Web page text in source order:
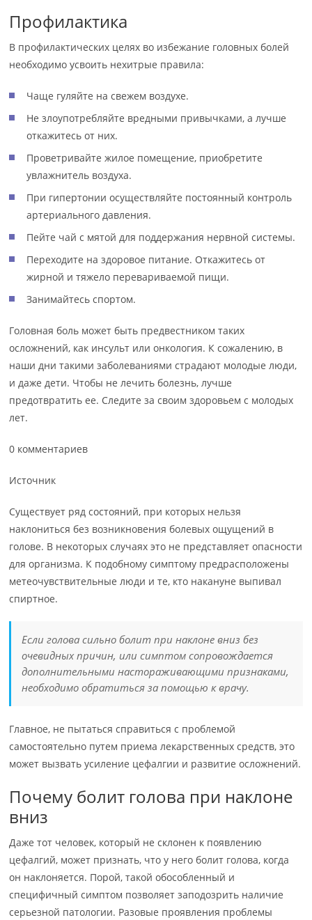
Профилактика
В профилактических целях во избежание головных болей
необходимо усвоить нехитрые правила:
Чаще гуляйте на свежем воздухе.
Не злоупотребляйте вредными привычками, а лучше
откажитесь от них.
Проветривайте жилое помещение, приобретите
увлажнитель воздуха.
При гипертонии осуществляйте постоянный контроль
артериального давления.
Пейте чай с мятой для поддержания нервной системы.
Переходите на здоровое питание. Откажитесь от
жирной и тяжело перевариваемой пищи.
Занимайтесь спортом.
Головная боль может быть предвестником таких
осложнений, как инсульт или онкология. К сожалению, в
наши дни такими заболеваниями страдают молодые люди,
и даже дети. Чтобы не лечить болезнь, лучше
предотвратить ее. Следите за своим здоровьем с молодых
лет.
0 комментариев
Источник
Существует ряд состояний, при которых нельзя
наклониться без возникновения болевых ощущений в
голове. В некоторых случаях это не представляет опасности
для организма. К подобному симптому предрасположены
метеочувствительные люди и те, кто накануне выпивал
спиртное.
Если голова сильно болит при наклоне вниз без
очевидных причин, или симптом сопровождается
дополнительными настораживающими признаками,
необходимо обратиться за помощью к врачу.
Главное, не пытаться справиться с проблемой
самостоятельно путем приема лекарственных средств, это
может вызвать усиление цефалгии и развитие осложнений.
Почему болит голова при наклоне
вниз
Даже тот человек, который не склонен к появлению
цефалгий, может признать, что у него болит голова, когда
он наклоняется. Порой, такой обособленный и
специфичный симптом позволяет заподозрить наличие
серьезной патологии. Разовые проявления проблемы